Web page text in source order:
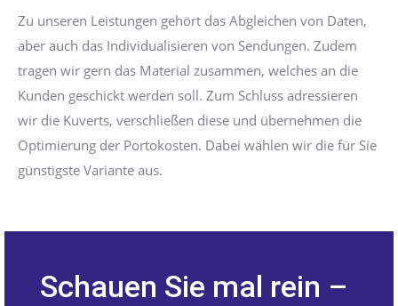
Zu unseren Leistungen gehört das Abgleichen von Daten,
aber auch das Individualisieren von Sendungen. Zudem
tragen wir gern das Material zusammen, welches an die
Kunden geschickt werden soll. Zum Schluss adressieren
wir die Kuverts, verschließen diese und übernehmen die
Optimierung der Portokosten. Dabei wählen wir die für Sie
günstigste Variante aus.
Schauen Sie mal rein –